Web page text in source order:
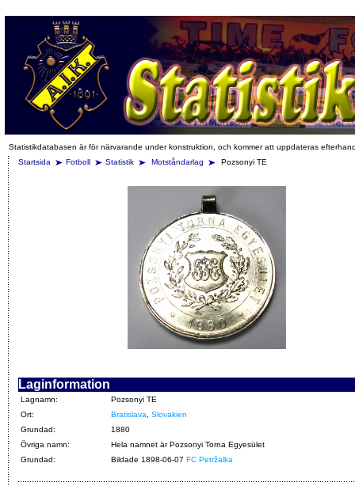
Statistikdatabasen är för närvarande under konstruktion, och kommer att uppdateras
Startsida
Fotboll Statistik Motståndarlag Pozsonyi TE
Laginformation
Lagnamn:
Pozsonyi TE
Ort:
Bratislava
Slovakien
Grundad:
1880
Övriga namn:
Hela namnet är Pozsonyi Torna Egyesület
Grundad:
Bildade 1898-06-07 FC Petržalka